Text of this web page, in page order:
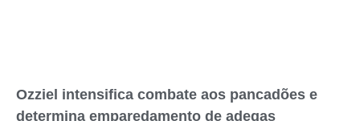
Ozziel intensifica combate aos pancadões e
determina emparedamento de adegas